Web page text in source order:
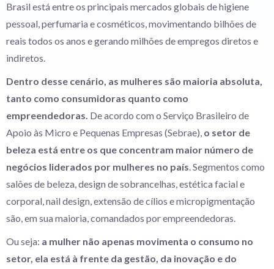
Brasil está entre os principais mercados globais de higiene
pessoal, perfumaria e cosméticos, movimentando bilhões de
reais todos os anos e gerando milhões de empregos diretos e
indiretos.
Dentro desse cenário, as mulheres são maioria absoluta,
tanto como consumidoras quanto como
empreendedoras. De acordo com o Serviço Brasileiro de
Apoio às Micro e Pequenas Empresas (Sebrae), o setor de
beleza está entre os que concentram maior número de
negócios liderados por mulheres no país. Segmentos como
salões de beleza, design de sobrancelhas, estética facial e
corporal, nail design, extensão de cílios e micropigmentação
são, em sua maioria, comandados por empreendedoras.
Ou seja: a mulher não apenas movimenta o consumo no
setor, ela está à frente da gestão, da inovação e do